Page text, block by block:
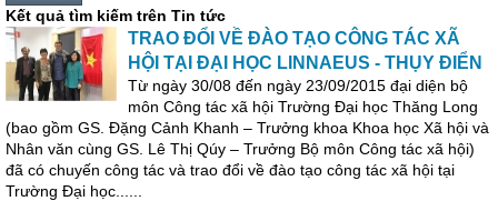
Kết quả tìm kiếm trên Tin tức
TRAO ĐỔI VỀ ĐÀO TẠO CÔNG TÁC XÃ
HỘI TẠI ĐẠI HỌC LINNAEUS - THỤY ĐIỂN
Từ ngày 30/08 đến ngày 23/09/2015 đại diện bộ
môn Công tác xã hội Trường Đại học Thăng Long
(bao gồm GS. Đặng Cảnh Khanh – Trưởng khoa Khoa học Xã hội và
Nhân văn cùng GS. Lê Thị Qúy – Trưởng Bộ môn Công tác xã hội)
đã có chuyến công tác và trao đổi về đào tạo công tác xã hội tại
Trường Đại học......